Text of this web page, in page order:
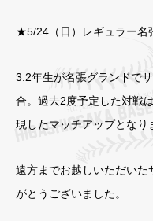
★5/24（日）レギュラー名
3.2年生が名張グランドで
合。過去2度予定した対戦
現したマッチアップとなり
遠方までお越しいただいた
がとうございました。